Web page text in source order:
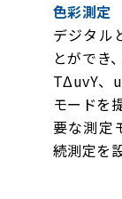
色彩測定
デジタル
とができ
TΔuvY、
モードを
要な測定
続測定を